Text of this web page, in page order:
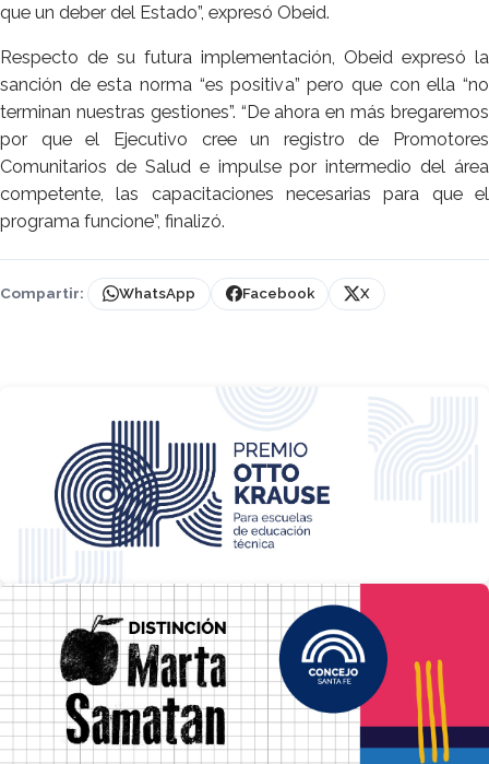
que un deber del Estado”, expresó Obeid.
Respecto de su futura implementación, Obeid expresó la
sanción de esta norma “es positiva” pero que con ella “no
terminan nuestras gestiones”. “De ahora en más bregaremos
por que el Ejecutivo cree un registro de Promotores
Comunitarios de Salud e impulse por intermedio del área
competente, las capacitaciones necesarias para que el
programa funcione”, finalizó.
Compartir: WhatsApp Facebook X